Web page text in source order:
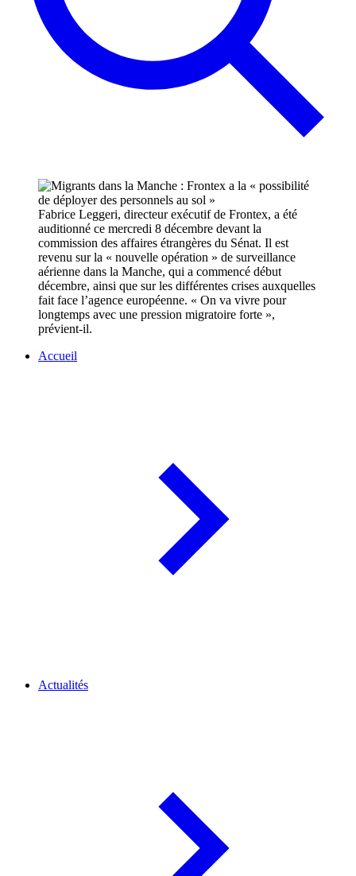
Fabrice Leggeri, directeur exécutif de Frontex, a été
auditionné ce mercredi 8 décembre devant la
commission des affaires étrangères du Sénat. Il est
revenu sur la « nouvelle opération » de surveillance
aérienne dans la Manche, qui a commencé début
décembre, ainsi que sur les différentes crises auxquelles
fait face l’agence européenne. « On va vivre pour
longtemps avec une pression migratoire forte »,
prévient-il.
Accueil
Actualités